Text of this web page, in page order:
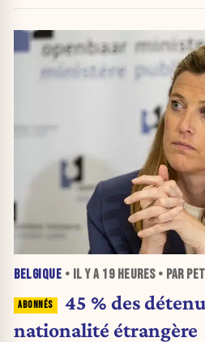
BELGIQUE • IL Y A 19 HEURES• PAR
45 % des
nationalité étrangère